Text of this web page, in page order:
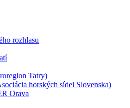
rozhlasu
Tatry)
horských sídel Slovenska)
Orava